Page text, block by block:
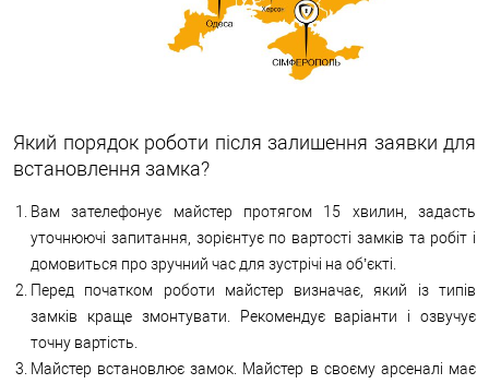
Який порядок роботи після залишення заявки для
встановлення замка?
Вам зателефонує майстер протягом 15 хвилин, задасть
уточнюючі запитання, зорієнтує по вартості замків та робіт і
домовиться про зручний час для зустрічі на об’єкті.
Перед початком роботи майстер визначає, який із типів
замків краще змонтувати. Рекомендує варіанти і озвучує
точну вартість.
Майстер встановлює замок. Майстер в своєму арсеналі має